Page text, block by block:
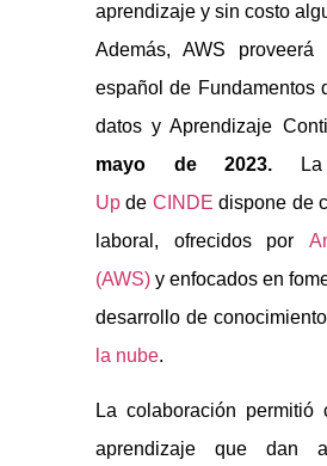
aprendizaje y sin costo
Además, AWS
español de Fundamentos
datos y Aprendizaje
mayo de 2023. La
Up de CINDE dispone de
laboral, ofrecidos por
(AWS) y enfocados en
desarrollo de
la nube.
La colaboración
aprendizaje que dan